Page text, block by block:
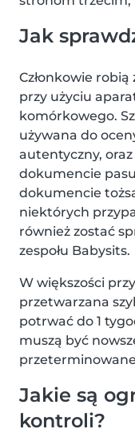
Jak
Członkowie
przy użyciu
komórkowego.
używana do
autentyczny,
dokumencie
dokumencie
niektórych
również zostać
zespołu Babysits.
W większości
przetwarzana
potrwać do 1
muszą być
Jakie są
kontroli?